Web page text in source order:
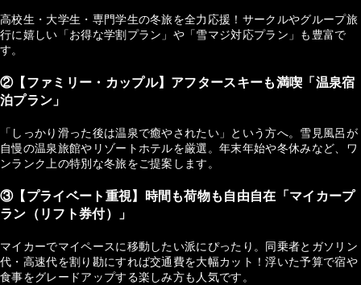
高校生・大学生・専門学生の冬旅を全力応援！サークルやグループ旅
行に嬉しい「お得な学割プラン」や「雪マジ対応プラン」も豊富で
す。
②【ファミリー・カップル】アフタースキーも満喫「温泉宿
泊プラン」
「しっかり滑った後は温泉で癒やされたい」という方へ。雪見風呂が
自慢の温泉旅館やリゾートホテルを厳選。年末年始や冬休みなど、ワ
ンランク上の特別な冬旅をご提案します。
③【プライベート重視】時間も荷物も自由自在「マイカープ
ラン（リフト券付）」
マイカーでマイペースに移動したい派にぴったり。同乗者とガソリン
代・高速代を割り勘にすれば交通費を大幅カット！浮いた予算で宿や
食事をグレードアップする楽しみ方も人気です。